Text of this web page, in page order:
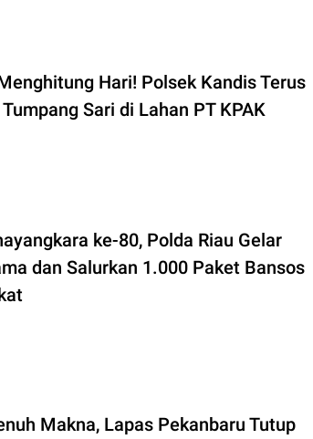
Hari! Polsek Kandis Terus
Sari di Lahan PT KPAK
ke-80, Polda Riau Gelar
dan Salurkan 1.000 Paket Bansos
Makna, Lapas Pekanbaru Tutup